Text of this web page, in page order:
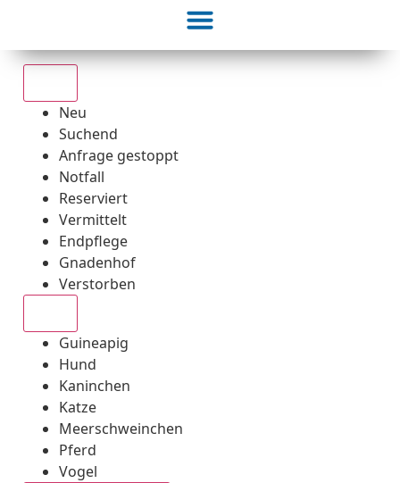
Neu
Suchend
Anfrage gestoppt
Notfall
Reserviert
Vermittelt
Endpflege
Gnadenhof
Verstorben
Guineapig
Hund
Kaninchen
Katze
Meerschweinchen
Pferd
Vogel